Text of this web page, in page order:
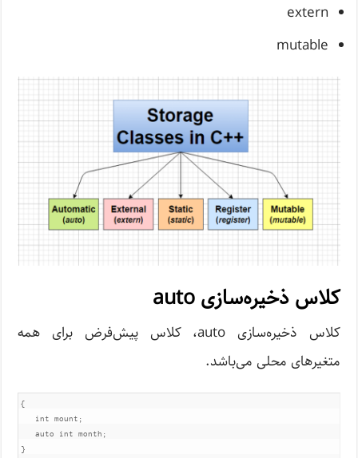
extern
mutable
کلاس ذخیره‌سازی auto
کلاس ذخیره‌سازی auto، کلاس پیش‌فرض برای همه
متغیرهای محلی می‌باشد.
{
   int mount;
   auto int month;